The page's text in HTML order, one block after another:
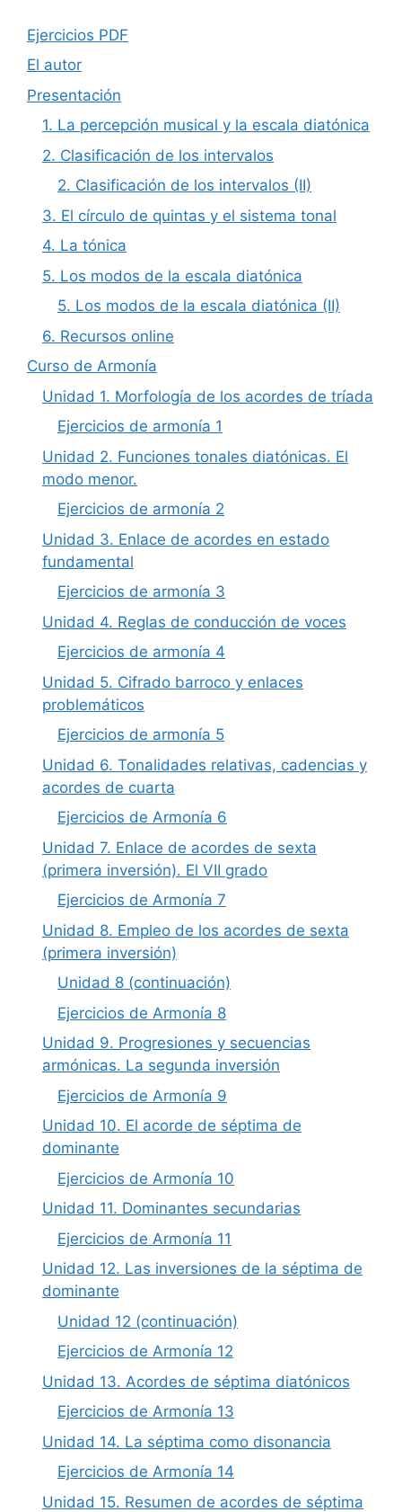
Ejercicios PDF
El autor
Presentación
1. La percepción musical y la escala diatónica
2. Clasificación de los intervalos
2. Clasificación de los intervalos (II)
3. El círculo de quintas y el sistema tonal
4. La tónica
5. Los modos de la escala diatónica
5. Los modos de la escala diatónica (II)
6. Recursos online
Curso de Armonía
Unidad 1. Morfología de los acordes de tríada
Ejercicios de armonía 1
Unidad 2. Funciones tonales diatónicas. El
modo menor.
Ejercicios de armonía 2
Unidad 3. Enlace de acordes en estado
fundamental
Ejercicios de armonía 3
Unidad 4. Reglas de conducción de voces
Ejercicios de armonía 4
Unidad 5. Cifrado barroco y enlaces
problemáticos
Ejercicios de armonía 5
Unidad 6. Tonalidades relativas, cadencias y
acordes de cuarta
Ejercicios de Armonía 6
Unidad 7. Enlace de acordes de sexta
(primera inversión). El VII grado
Ejercicios de Armonía 7
Unidad 8. Empleo de los acordes de sexta
(primera inversión)
Unidad 8 (continuación)
Ejercicios de Armonía 8
Unidad 9. Progresiones y secuencias
armónicas. La segunda inversión
Ejercicios de Armonía 9
Unidad 10. El acorde de séptima de
dominante
Ejercicios de Armonía 10
Unidad 11. Dominantes secundarias
Ejercicios de Armonía 11
Unidad 12. Las inversiones de la séptima de
dominante
Unidad 12 (continuación)
Ejercicios de Armonía 12
Unidad 13. Acordes de séptima diatónicos
Ejercicios de Armonía 13
Unidad 14. La séptima como disonancia
Ejercicios de Armonía 14
Unidad 15. Resumen de acordes de séptima